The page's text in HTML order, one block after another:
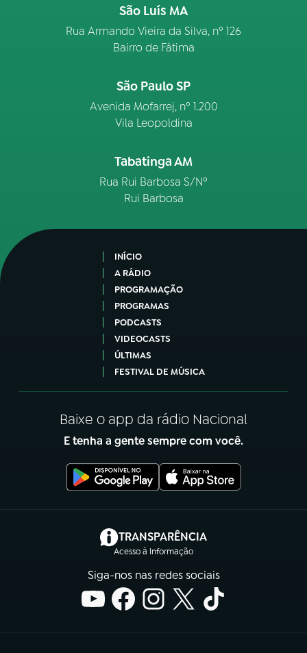
São Luís MA
Rua Armando Vieira da Silva, nº 126
Bairro de Fátima
São Paulo SP
Avenida Mofarrej, nº 1.200
Vila Leopoldina
Tabatinga AM
Rua Rui Barbosa S/Nº
Rui Barbosa
INÍCIO
A RÁDIO
PROGRAMAÇÃO
PROGRAMAS
PODCASTS
VIDEOCASTS
ÚLTIMAS
FESTIVAL DE MÚSICA
Baixe o app da rádio Nacional
E tenha a gente sempre com você.
TRANSPARÊNCIA
Acesso à Informação
(abre em nova aba)
Siga-nos nas redes sociais